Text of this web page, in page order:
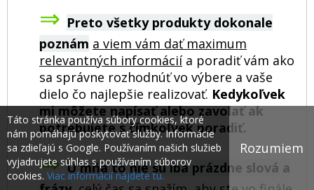
⇒ Preto všetky produkty dokonale
poznám a viem vám dať maximum
relevantných informáciía poradiť vám ako
sa správne rozhodnúť vo výbere a vaše
dielo čo najlepšie realizovať. Kedykoľvek
mi môžete napísať alebo zavolať ak
potrebujete s čímkoľvek poradiť.
⇒ U mňa to nie sú iba prázdne slová a
Táto stránka používa súbory cookies, ktoré
nám pomáhajú poskytovať služby. Informácie
sa zdieľajú s Google. Používaním našich služieb
vyjadrujete súhlas s používaním súborov
cookies. Viac informácií nájdete tu.
Rozumiem